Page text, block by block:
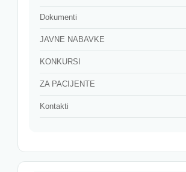
Dokumenti
JAVNE NABAVKE
KONKURSI
ZA PACIJENTE
Kontakti